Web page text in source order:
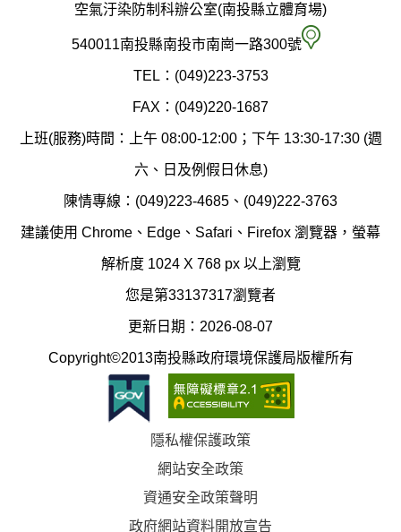
保
局
圖
空氣汙染防制科辦公室(南投縣立體育場)
540011南投縣南投市南崗一路300號 空
染
制
科
(南
TEL：(049)223-3753
FAX：(049)220-1687
上班(服務)時間：上午 08:00-12:00；下午 13:30-17:30 (週
六、日及例假日休息)
陳情專線：(049)223-4685、(049)222-3763
建議使用 Chrome、Edge、Safari、Firefox 瀏覽器，螢幕
解析度 1024 X 768 px 以上瀏覽
您是第33137317瀏覽者
更新日期：2026-08-07
Copyright©2013南投縣政府環境保護局版權所有
隱私權保護政策
網站安全政策
資通安全政策聲明
政府網站資料開放宣告